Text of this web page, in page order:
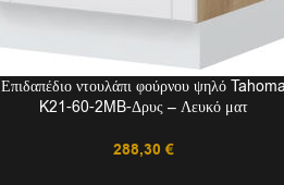
Επιδαπέδιο ντουλάπι φούρνου ψηλό
K21-60-2MB-Δρυς – Λευκό ματ
288,30€